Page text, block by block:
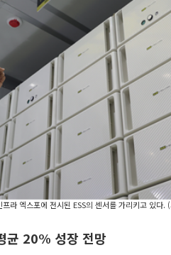
라 엑스포에 전시된 ESS의 센서를 가리키고 있다.
균 20% 성장 전망